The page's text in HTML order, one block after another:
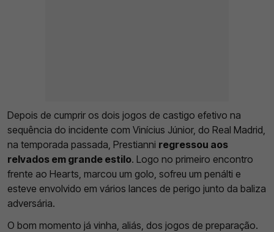
Depois de cumprir os dois jogos de castigo efetivo na
sequência do incidente com Vinícius Júnior, do Real Madrid,
na temporada passada, Prestianni regressou aos
relvados em grande estilo. Logo no primeiro encontro
frente ao Hearts, marcou um golo, sofreu um penálti e
esteve envolvido em vários lances de perigo junto da baliza
adversária.
O bom momento já vinha, aliás, dos jogos de preparação.